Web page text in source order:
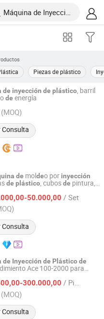
Piezas de plástico
de inyección de plástico, barril
de energía
(MOQ)
Consulta
Limited
Desde 2014
de moldeo por inyección
de plástico, cubosde pintura,
50.000,00 / Set
Consulta
Co., Ltd.
2006
de Inyección de Plásticode
Ace 100-2000 para
300.000,00 / Pieza
(MOQ)
Consulta
Ltd.
2025